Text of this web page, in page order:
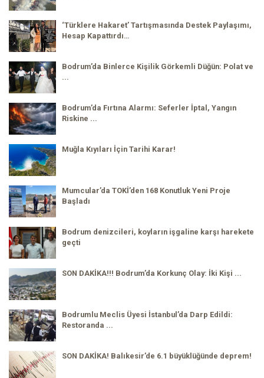
‘Türklere Hakaret’ Tartışmasında Destek Paylaşımı,
Hesap Kapattırdı…
Bodrum’da Binlerce Kişilik Görkemli Düğün: Polat ve
...
Bodrum’da Fırtına Alarmı: Seferler İptal, Yangın
Riskine ...
Muğla Kıyıları İçin Tarihi Karar!
Mumcular’da TOKİ’den 168 Konutluk Yeni Proje
Başladı
Bodrum denizcileri, koyların işgaline karşı harekete
geçti
SON DAKİKA!!! Bodrum’da Korkunç Olay: İki Kişi ...
Bodrumlu Meclis Üyesi İstanbul’da Darp Edildi:
Restoranda ...
SON DAKİKA! Balıkesir’de 6.1 büyüklüğünde deprem!